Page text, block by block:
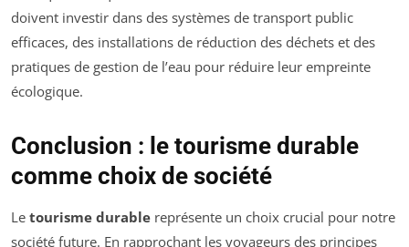
doivent investir dans des systèmes de transport public
efficaces, des installations de réduction des déchets et des
pratiques de gestion de l’eau pour réduire leur empreinte
écologique.
Conclusion : le tourisme durable
comme choix de société
Le tourisme durable représente un choix crucial pour notre
société future. En rapprochant les voyageurs des principes